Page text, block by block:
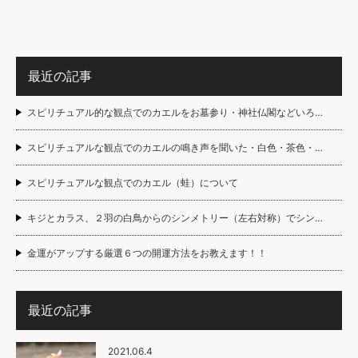
最近の記事
スピリチュアル的な観点でのカエルをお墓参り・神社仏閣などいろ…
スピリチュアルな観点でのカエルの鳴き声を聞いた・白色・茶色・…
スピリチュアルな観点でのカエル（蛙）について
キジとカラス、２羽の白鳥からのシンメトリー（左右対称）でシン…
金運がアップする厳選６つの開運方法をお教えます！！
最近の記事
2021.06.4